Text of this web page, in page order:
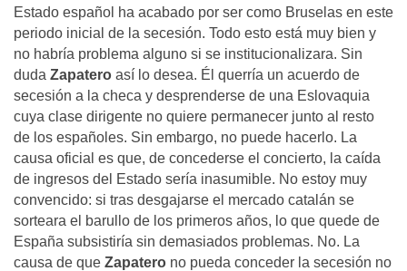
Estado español ha acabado por ser como Bruselas en este
periodo inicial de la secesión. Todo esto está muy bien y
no habría problema alguno si se institucionalizara. Sin
duda Zapatero así lo desea. Él querría un acuerdo de
secesión a la checa y desprenderse de una Eslovaquia
cuya clase dirigente no quiere permanecer junto al resto
de los españoles. Sin embargo, no puede hacerlo. La
causa oficial es que, de concederse el concierto, la caída
de ingresos del Estado sería inasumible. No estoy muy
convencido: si tras desgajarse el mercado catalán se
sorteara el barullo de los primeros años, lo que quede de
España subsistiría sin demasiados problemas. No. La
causa de que Zapatero no pueda conceder la secesión no